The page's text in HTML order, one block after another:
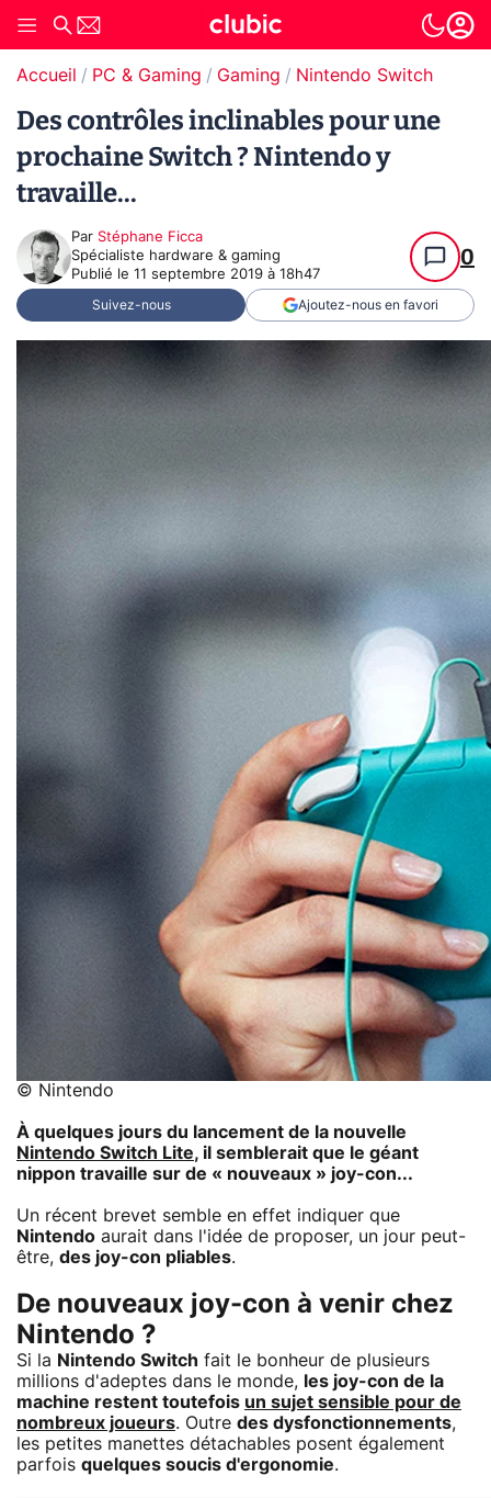
Accueil PC & Gaming Gaming Nintendo Switch
Des contrôles inclinables pour une
prochaine Switch ? Nintendo y
travaille...
Par Stéphane Ficca
Spécialiste hardware & gaming
Publié le 11 septembre 2019 à 18h47
0
Suivez-nous Ajoutez-nous en favori
© Nintendo
À quelques jours du lancement de la nouvelle
Nintendo Switch Lite, il semblerait que le géant
nippon travaille sur de « nouveaux » joy-con...
Un récent brevet semble en effet indiquer que
Nintendo aurait dans l'idée de proposer, un jour peut-
être, des joy-con pliables.
De nouveaux joy-con à venir chez
Nintendo ?
Si la Nintendo Switch fait le bonheur de plusieurs
millions d'adeptes dans le monde, les joy-con de la
machine restent toutefois un sujet sensible pour de
nombreux joueurs. Outre des dysfonctionnements,
les petites manettes détachables posent également
parfois quelques soucis d'ergonomie.